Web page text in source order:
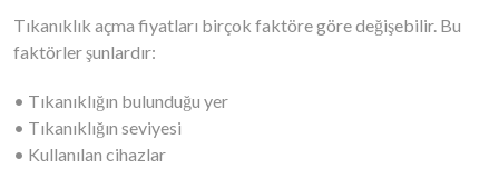
Tıkanıklık açma fiyatları birçok faktöre göre değişebilir. Bu
faktörler şunlardır:
• Tıkanıklığın bulunduğu yer
• Tıkanıklığın seviyesi
• Kullanılan cihazlar